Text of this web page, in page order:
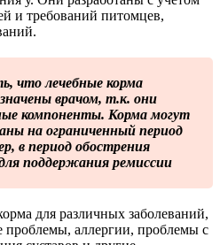
и требований питомцев,
что лечебные корма
врачом, т.к. они
компоненты. Корма могут
на ограниченный период
в период обострения
поддержания ремиссии
для различных заболеваний,
проблемы, аллергии, проблемы с